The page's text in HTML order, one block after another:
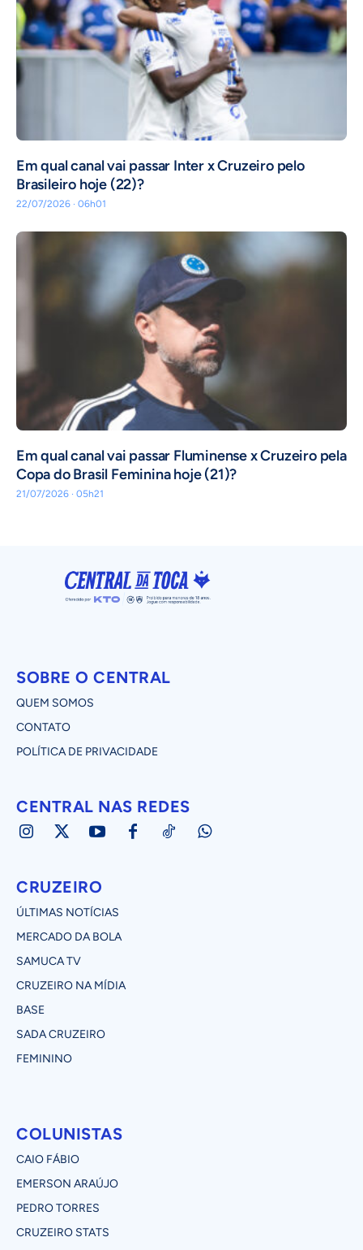
Em qual canal vai passar Inter x Cruzeiro pelo
Brasileiro hoje (22)?
22/07/2026 · 06h01
Em qual canal vai passar Fluminense x Cruzeiro pela
Copa do Brasil Feminina hoje (21)?
21/07/2026 · 05h21
SOBRE O CENTRAL
QUEM SOMOS
CONTATO
POLÍTICA DE PRIVACIDADE
CENTRAL NAS REDES
CRUZEIRO
ÚLTIMAS NOTÍCIAS
MERCADO DA BOLA
SAMUCA TV
CRUZEIRO NA MÍDIA
BASE
SADA CRUZEIRO
FEMININO
COLUNISTAS
CAIO FÁBIO
EMERSON ARAÚJO
PEDRO TORRES
CRUZEIRO STATS